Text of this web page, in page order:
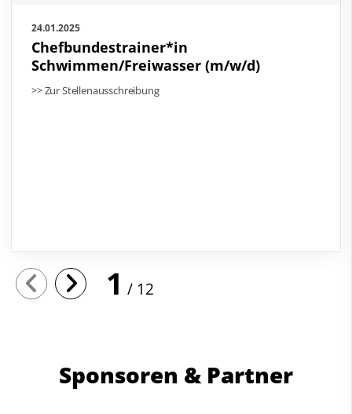
24.01.2025
Chefbundestrainer*in
Schwimmen/Freiwasser (m/w/d)
>> Zur Stellenausschreibung
1 12
Sponsoren & Partner